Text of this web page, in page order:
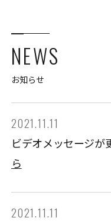
NEWS
お知らせ
2021.11.11
ビデオメッセージが
ら
2021.11.11